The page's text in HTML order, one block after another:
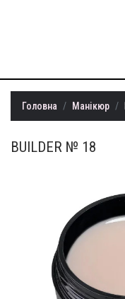
Головна Манікюр
BUILDER № 18